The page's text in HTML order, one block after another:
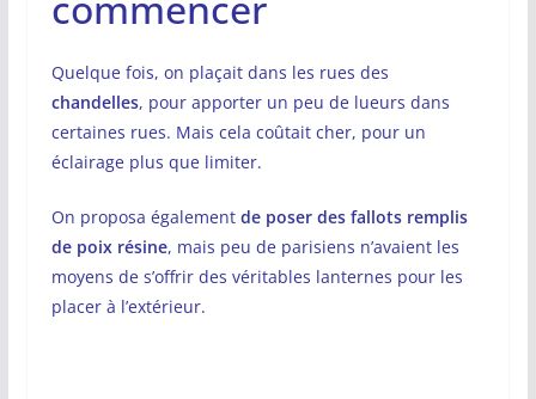
Quelque fois, on plaçait dans les rues des
chandelles, pour apporter un peu de lueurs dans
certaines rues. Mais cela coûtait cher, pour un
éclairage plus que limiter.
On proposa également de poser des fallots remplis
de poix résine, mais peu de parisiens n’avaient les
moyens de s’offrir des véritables lanternes pour les
placer à l’extérieur.